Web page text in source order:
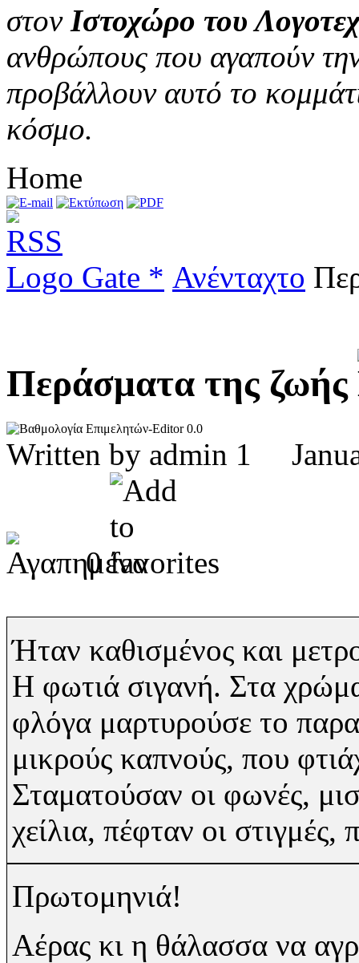
στον Ιστοχώρο του
ανθρώπους που αγαπούν
προβάλλουν αυτό το
κόσμο.
Home
Logo Gate * Ανένταχτο
Περάσματα της ζωής
0.0
Written by admin 1
0
Ήταν καθισμένος και
Η φωτιά σιγανή. Στα
φλόγα μαρτυρούσε το
μικρούς καπνούς, που
Σταματούσαν οι φωνές,
χείλια, πέφταν οι
Πρωτομηνιά!
Αέρας κι η θάλασσα να